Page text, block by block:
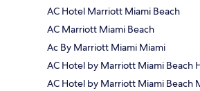
AC Hotel Marriott Miami Beach
AC Marriott Miami Beach
Ac By Marriott Miami Miami
AC Hotel by Marriott Miami Beach
AC Hotel by Marriott Miami Beach